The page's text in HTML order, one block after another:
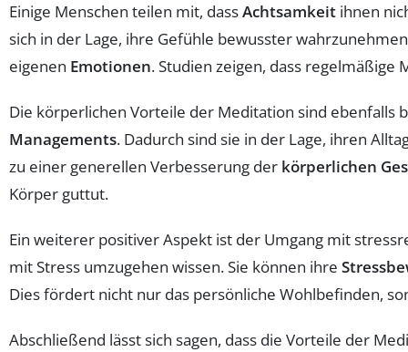
Einige Menschen teilen mit, dassAchtsamkeit ihnen
sich in der Lage, ihre Gefühle bewusster
eigenen Emotionen. Studien zeigen, dass regelmäßige
Die körperlichen Vorteile der Meditation sind
Managements. Dadurch sind sie in der Lage, ihren
zu einer generellen Verbesserung der körperlichen
Körper guttut.
Ein weiterer positiver Aspekt ist der Umgang mit
mit Stress umzugehen wissen. Sie können ihre
Dies fördert nicht nur das persönliche Wohlbefinden,
Abschließend lässt sich sagen, dass die Vorteile der